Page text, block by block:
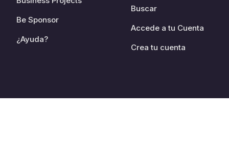
Be Sponsor
¿Ayuda?
Buscar
Accede a tu Cuenta
Crea tu cuenta